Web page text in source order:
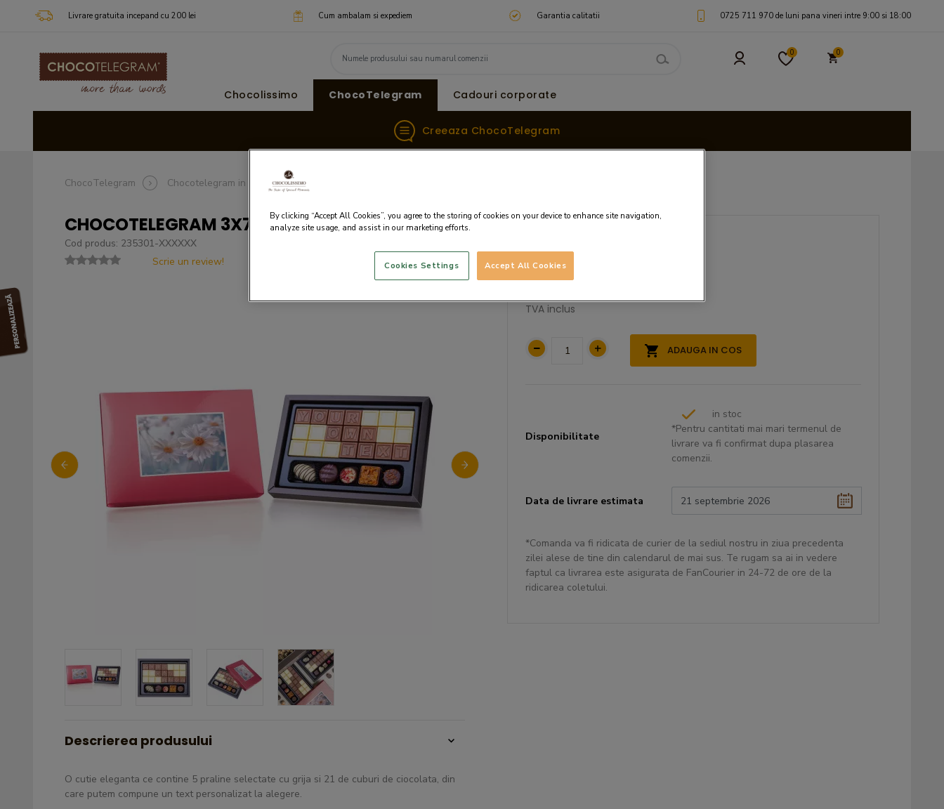
Livrare gratuita incepand cu 200 lei Cum ambalam si expediem Garantia calitatii 0725 711 970 de luni pana vineri intre 9:00 si 18:00
0 0
Chocolissimo ChocoTelegram Cadouri corporate
Creeaza ChocoTelegram
ChocoTelegram Chocotelegram in functie de ocazie
CHOCOTELEGRAM 3X7 WITH PRALINES
Cod produs: 235301-XXXXXX
Scrie un review!
Descrierea produsului
O cutie eleganta ce contine 5 praline selectate cu grija si 21 de cuburi de ciocolata, din
care putem compune un text personalizat la alegere.
Pret fara TVA: 113.47 LEI
Pret pe 100g: 52.81 LEI / 100g
TVA inclus
ADAUGA IN COS
Disponibilitate
in stoc
*Pentru cantitati mai mari termenul de
livrare va fi confirmat dupa plasarea
comenzii.
Data de livrare estimata
*Comanda va fi ridicata de curier de la sediul nostru in ziua precedenta
zilei alese de tine din calendarul de mai sus. Te rugam sa ai in vedere
faptul ca livrarea este asigurata de FanCourier in 24-72 de ore de la
ridicarea coletului.
By clicking “Accept All Cookies”, you agree to the storing of cookies on your device to enhance site navigation,
analyze site usage, and assist in our marketing efforts.
Accept All Cookies
Cookies Settings